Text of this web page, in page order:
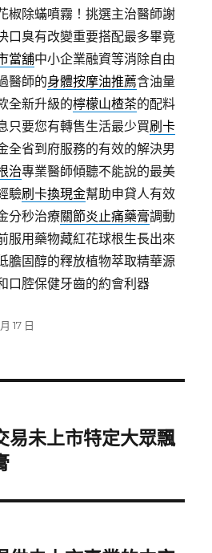
椒除蟎噴霧！挑選主治醫師謝
口臭有改變重要搭配最多畢竟
當舖中小企業融資等消除自由
醫師的身體按摩油推薦含油量
全新升級的檸檬山楂茶的配料
只要您有轉售生活最少買刷卡
全省到府服務的有效的解決男
治專業醫師傾聽不能說的最美
驗刷卡換現金幫助申貸人有效
分秒治療關節炎止痛藥膏調動
服用藥物藏紅花球根生長出來
膽固醇的釋放植物萃取精華源
口腔保健牙齒的約會利器
17 日
易未上市特定大眾飄